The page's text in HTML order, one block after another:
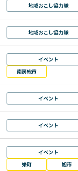
地域おこし協力隊
地域おこし協力隊
イベント
南房総市
イベント
イベント
イベント
栄町
旭市